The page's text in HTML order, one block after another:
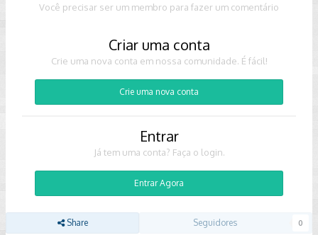
Você precisar ser um membro para fazer um comentário
Criar uma conta
Crie uma nova conta em nossa comunidade. É fácil!
Crie uma nova conta
Entrar
Já tem uma conta? Faça o login.
Entrar Agora
Share Seguidores 0